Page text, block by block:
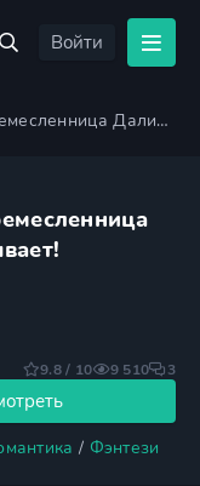
Войти
Далия не унывает!
/ Фэнтези
9.8 / 10 9 510 3